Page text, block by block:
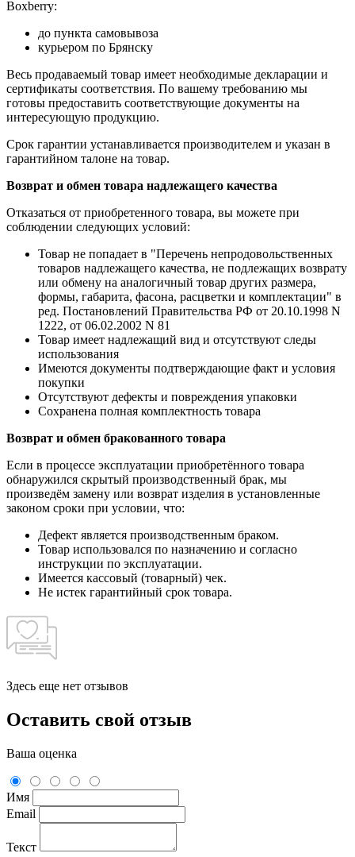
Boxberry:
до пункта самовывоза
курьером по Брянску
Весь продаваемый товар имеет необходимые декларации и
сертификаты соответствия. По вашему требованию мы
готовы предоставить соответствующие документы на
интересующую продукцию.
Срок гарантии устанавливается производителем и указан в
гарантийном талоне на товар.
Возврат и обмен товара надлежащего качества
Отказаться от приобретенного товара, вы можете при
соблюдении следующих условий:
Товар не попадает в "Перечень непродовольственных
товаров надлежащего качества, не подлежащих возврату
или обмену на аналогичный товар других размера,
формы, габарита, фасона, расцветки и комплектации" в
ред. Постановлений Правительства РФ от 20.10.1998 N
1222, от 06.02.2002 N 81
Товар имеет надлежащий вид и отсутствуют следы
использования
Имеются документы подтверждающие факт и условия
покупки
Отсутствуют дефекты и повреждения упаковки
Сохранена полная комплектность товара
Возврат и обмен бракованного товара
Если в процессе эксплуатации приобретённого товара
обнаружился скрытый производственный брак, мы
произведём замену или возврат изделия в установленные
законом сроки при условии, что:
Дефект является производственным браком.
Товар использовался по назначению и согласно
инструкции по эксплуатации.
Имеется кассовый (товарный) чек.
Не истек гарантийный срок товара.
Здесь еще нет отзывов
Оставить свой отзыв
Ваша оценка
Имя
Email
Текст